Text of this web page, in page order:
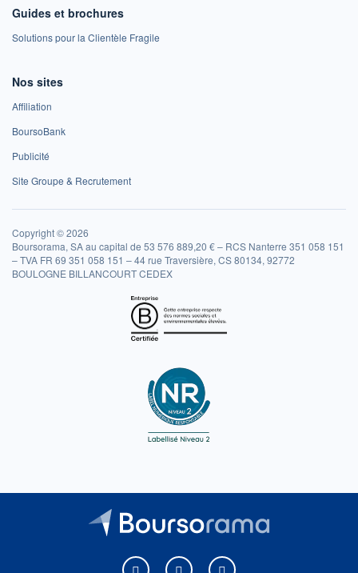
Guides et brochures
Solutions pour la Clientèle Fragile
Nos sites
Affiliation
BoursoBank
Publicité
Site Groupe & Recrutement
Copyright © 2026
Boursorama, SA au capital de 53 576 889,20 € – RCS Nanterre 351 058 151
– TVA FR 69 351 058 151 – 44 rue Traversière, CS 80134, 92772
BOULOGNE BILLANCOURT CEDEX